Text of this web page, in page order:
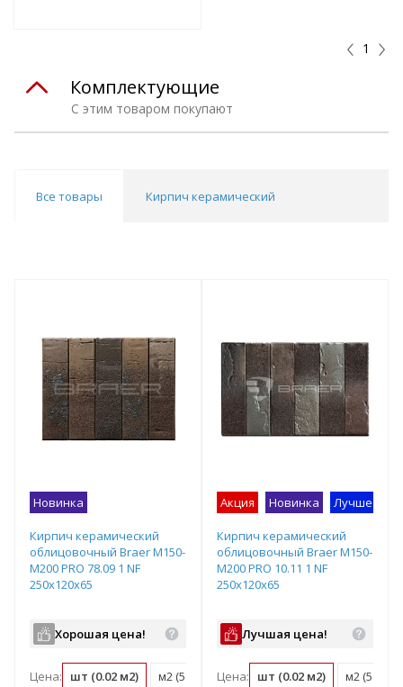
1
С этим товаром покупают
Комплектующие
Все товары Кирпич керамический
Новинка
Кирпич керамический
облицовочный Braer M150-
M200 PRO 78.09 1 NF
250x120x65
Хорошая цена!
Цена: шт (0.02 м2) м2 (51 шт) поддон (480 шт)
Акция Новинка Лучшее
Кирпич керамический
облицовочный Braer M150-
M200 PRO 10.11 1 NF
250x120x65
Лучшая цена!
Цена: шт (0.02 м2) м2 (51 шт)